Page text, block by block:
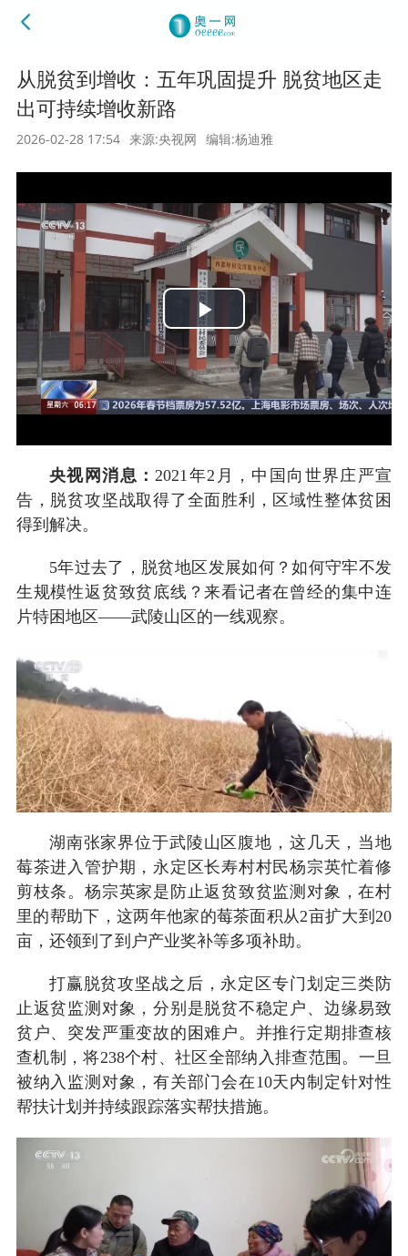
从脱贫到增收：五年巩固提升 脱贫地区走
出可持续增收新路
2026-02-28 17:54 来源:央视网 编辑:杨迪雅
Play
Video
央视网消息： 2021年2月，中国向世界庄严宣
告，脱贫攻坚战取得了全面胜利，区域性整体贫困
得到解决。
5年过去了，脱贫地区发展如何？如何守牢不发
生规模性返贫致贫底线？来看记者在曾经的集中连
片特困地区——武陵山区的一线观察。
湖南张家界位于武陵山区腹地，这几天，当地
莓茶进入管护期，永定区长寿村村民杨宗英忙着修
剪枝条。杨宗英家是防止返贫致贫监测对象，在村
里的帮助下，这两年他家的莓茶面积从2亩扩大到20
亩，还领到了到户产业奖补等多项补助。
打赢脱贫攻坚战之后，永定区专门划定三类防
止返贫监测对象，分别是脱贫不稳定户、边缘易致
贫户、突发严重变故的困难户。并推行定期排查核
查机制，将238个村、社区全部纳入排查范围。一旦
被纳入监测对象，有关部门会在10天内制定针对性
帮扶计划并持续跟踪落实帮扶措施。